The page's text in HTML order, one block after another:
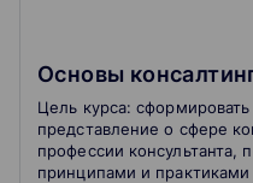
Основы
Цель курса:
представление о сфере
профессии консультанта,
принципами и практиками